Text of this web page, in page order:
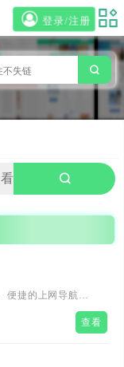
登录/注册
便捷的上网导航服
站，涵盖新闻、娱
您畅享互联网的无限
查看